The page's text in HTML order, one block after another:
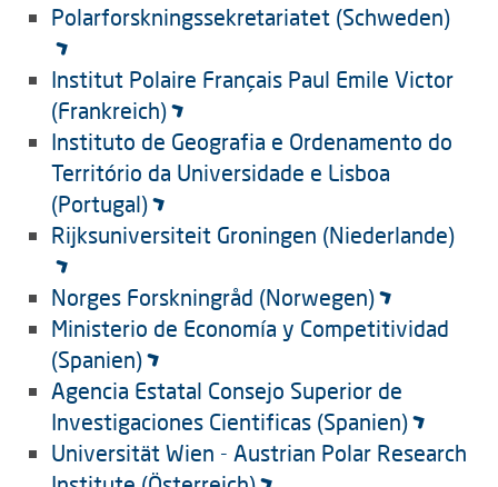
Polarforskningssekretariatet (Schweden)
Institut Polaire Français Paul Emile Victor
(Frankreich)
Instituto de Geografia e Ordenamento do
Território da Universidade e Lisboa
(Portugal)
Rijksuniversiteit Groningen (Niederlande)
Norges Forskningråd (Norwegen)
Ministerio de Economía y Competitividad
(Spanien)
Agencia Estatal Consejo Superior de
Investigaciones Cientificas (Spanien)
Universität Wien - Austrian Polar Research